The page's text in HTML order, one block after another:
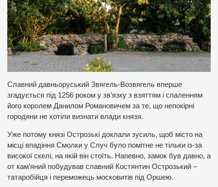
Славний давньоруський Звягель-Возвягель вперше
згадується під 1256 роком у зв’язку з взяттям і спаленням
його королем Данилом Романовичем за те, що непокірні
городяни не хотіли визнати влади князя.
Уже потому князі Острозькі доклали зусиль, щоб місто на
місці впадіння Смолки у Случ було помітне не тільки із-за
високої скелі, на якій він стоїть. Напевно, замок був давно, а
от кам’яний побудував славний Костянтин Острозький –
татаробійця і переможець московитів під Оршею.